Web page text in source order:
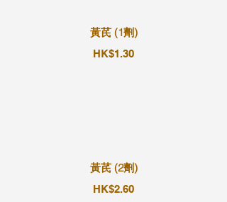
黃芪 (1劑)
HK$1.30
黃芪 (2劑)
HK$2.60